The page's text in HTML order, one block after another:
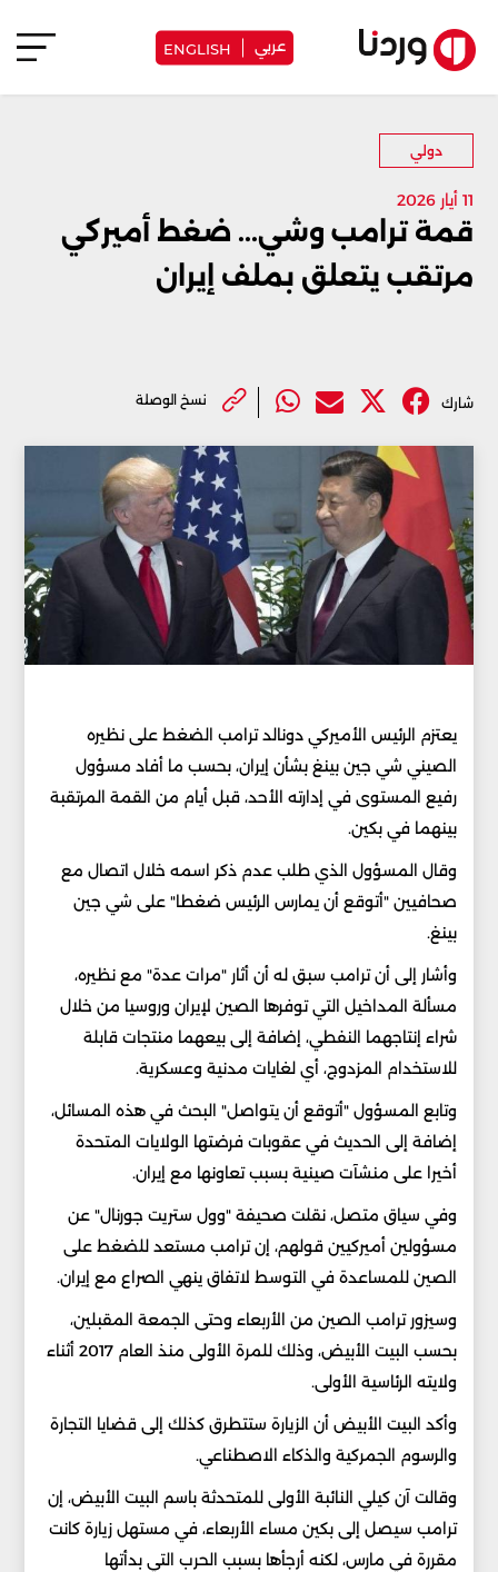
عربي ENGLISH
دولي
11 أيار 2026
قمة ترامب وشي... ضغط أميركي
مرتقب يتعلق بملف إيران
شارك نسخ الوصلة
يعتزم الرئيس الأميركي دونالد ترامب الضغط على نظيره
الصيني شي جين بينغ بشأن إيران، بحسب ما أفاد مسؤول
رفيع المستوى في إدارته الأحد، قبل أيام من القمة المرتقبة
بينهما في بكين.
وقال المسؤول الذي طلب عدم ذكر اسمه خلال اتصال مع
صحافيين "أتوقع أن يمارس الرئيس ضغطا" على شي جين
بينغ.
وأشار إلى أن ترامب سبق له أن أثار "مرات عدة" مع نظيره،
مسألة المداخيل التي توفرها الصين لإيران وروسيا من خلال
شراء إنتاجهما النفطي، إضافة إلى بيعهما منتجات قابلة
للاستخدام المزدوج، أي لغايات مدنية وعسكرية.
وتابع المسؤول "أتوقع أن يتواصل" البحث في هذه المسائل،
إضافة إلى الحديث في عقوبات فرضتها الولايات المتحدة
أخيرا على منشآت صينية بسبب تعاونها مع إيران.
وفي سياق متصل، نقلت صحيفة "وول ستريت جورنال" عن
مسؤولين أميركيين قولهم، إن ترامب مستعد للضغط على
الصين للمساعدة في التوسط لاتفاق ينهي الصراع مع إيران.
وسيزور ترامب الصين من الأربعاء وحتى الجمعة المقبلين،
بحسب البيت الأبيض، وذلك للمرة الأولى منذ العام 2017 أثناء
ولايته الرئاسية الأولى.
وأكد البيت الأبيض أن الزيارة ستتطرق كذلك إلى قضايا التجارة
والرسوم الجمركية والذكاء الاصطناعي.
وقالت آن كيلي النائبة الأولى للمتحدثة باسم البيت الأبيض، إن
ترامب سيصل إلى بكين مساء الأربعاء، في مستهل زيارة كانت
مقررة في مارس، لكنه أرجأها بسبب الحرب التي بدأتها